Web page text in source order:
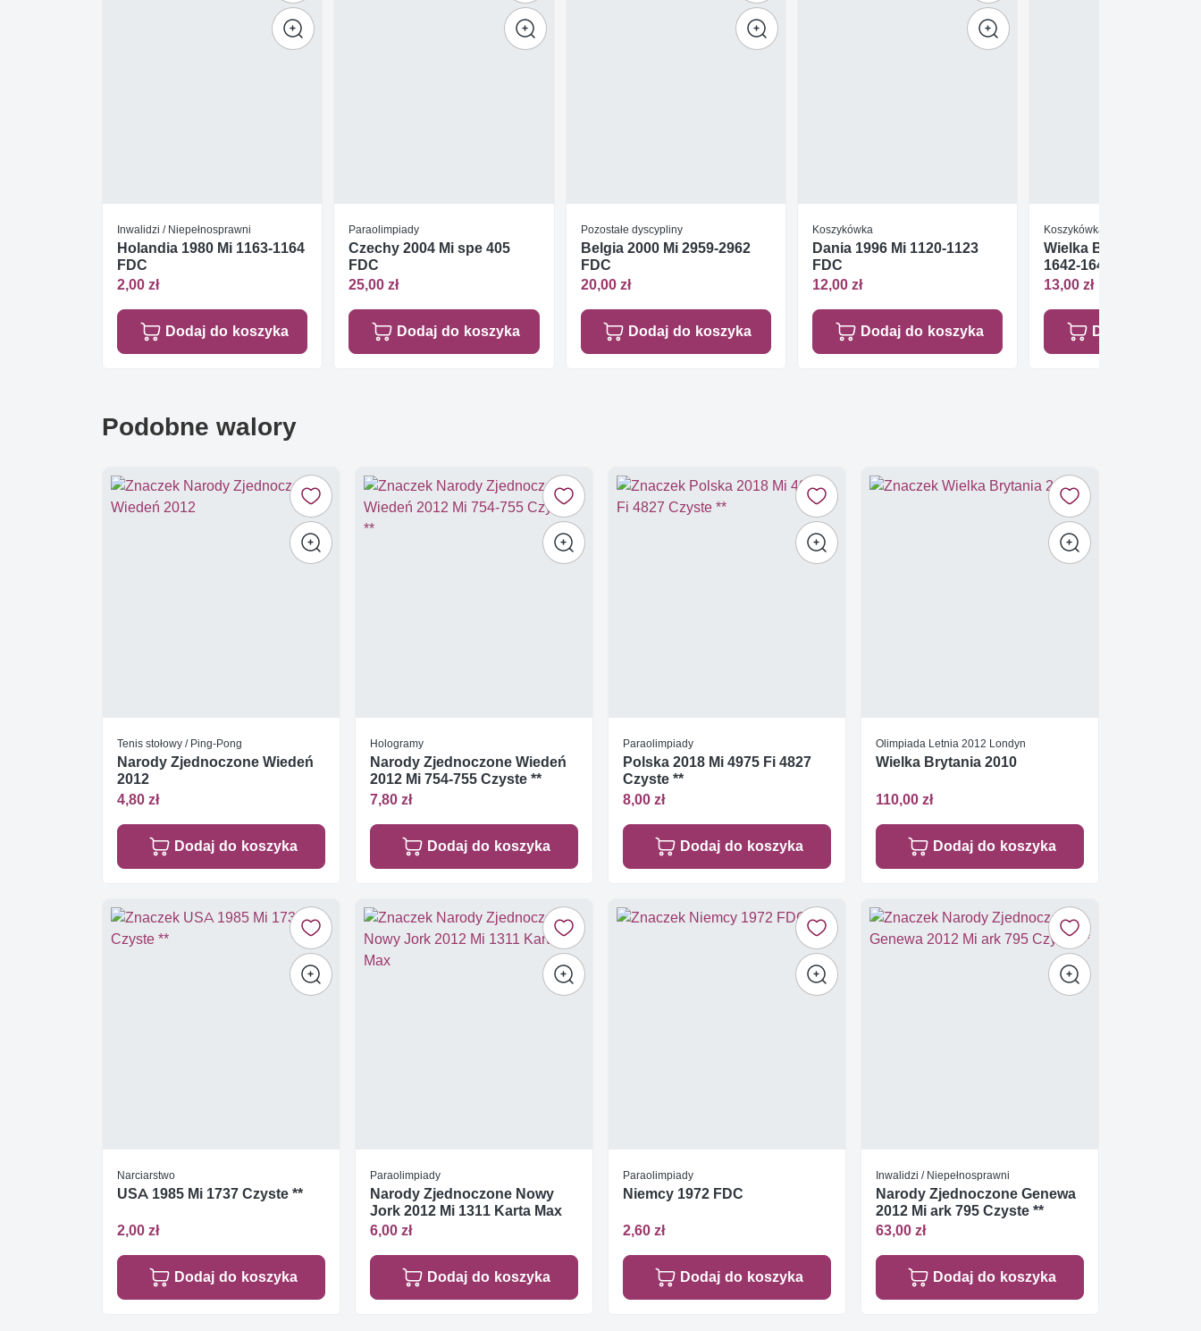
Inwalidzi / Niepełnosprawni
Holandia 1980 Mi 1163-1164
FDC
2,00 zł
Dodaj do koszyka
Paraolimpiady
Czechy 2004 Mi spe 405
FDC
25,00 zł
Dodaj do koszyka
Pozostałe dyscypliny
Belgia 2000 Mi 2959-2962
FDC
20,00 zł
Dodaj do koszyka
Koszykówka
Dania 1996 Mi 1120-1123
FDC
12,00 zł
Dodaj do koszyka
Koszykówka
Wielka Brytania 1996
1642-1646 FDC
13,00 zł
Dodaj do
Podobne walory
Tenis stołowy / Ping-Pong
Narody Zjednoczone Wiedeń
2012
4,80 zł
Dodaj do koszyka
Hologramy
Narody Zjednoczone Wiedeń
2012 Mi 754-755 Czyste **
7,80 zł
Dodaj do koszyka
Paraolimpiady
Polska 2018 Mi 4975 Fi 4827
Czyste **
8,00 zł
Dodaj do koszyka
Olimpiada Letnia 2012 Londyn
Wielka Brytania 2010
110,00 zł
Dodaj do koszyka
Narciarstwo
USA 1985 Mi 1737 Czyste **
2,00 zł
Dodaj do koszyka
Paraolimpiady
Narody Zjednoczone Nowy
Jork 2012 Mi 1311 Karta Max
6,00 zł
Dodaj do koszyka
Paraolimpiady
Niemcy 1972 FDC
2,60 zł
Dodaj do koszyka
Inwalidzi / Niepełnosprawni
Narody Zjednoczone Genewa
2012 Mi ark 795 Czyste **
63,00 zł
Dodaj do koszyka